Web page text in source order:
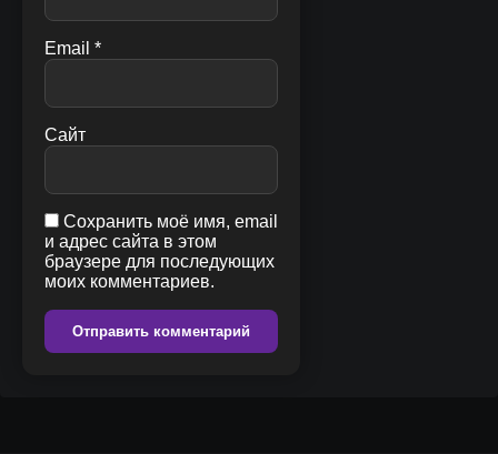
Email *
Сайт
Сохранить моё имя, email
и адрес сайта в этом
браузере для последующих
моих комментариев.